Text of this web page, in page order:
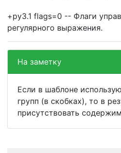
+py3.1 flags=0 -- Флаги
регулярного выражения.
На заметку
Если в шаблоне
групп (в скобках), то в
присутствовать